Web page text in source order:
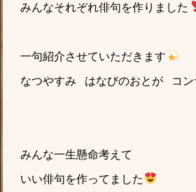
みんなそれぞれ俳句を作りました
一句紹介させていただきます
なつやすみ はなびのおとが コン
みんな一生懸命考えて
いい俳句を作ってました